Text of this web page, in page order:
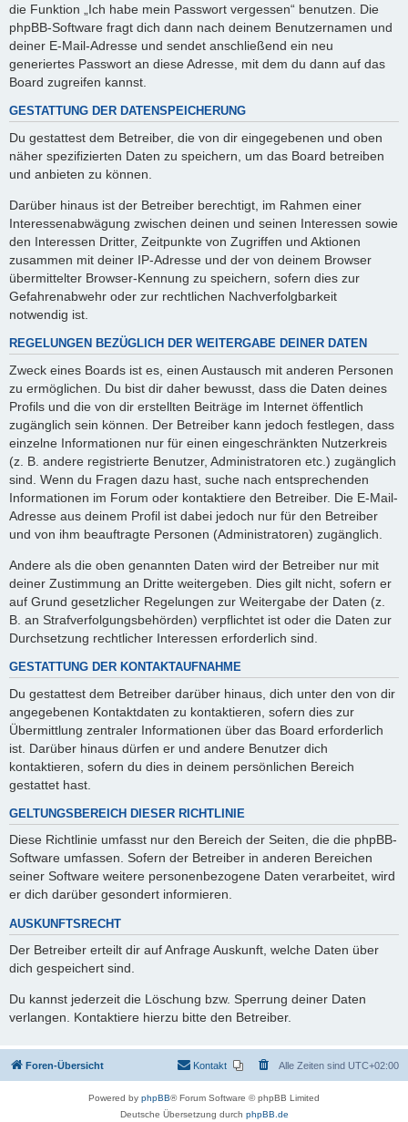
die Funktion „Ich habe mein Passwort vergessen“ benutzen. Die
phpBB-Software fragt dich dann nach deinem Benutzernamen und
deiner E-Mail-Adresse und sendet anschließend ein neu
generiertes Passwort an diese Adresse, mit dem du dann auf das
Board zugreifen kannst.
GESTATTUNG DER DATENSPEICHERUNG
Du gestattest dem Betreiber, die von dir eingegebenen und oben
näher spezifizierten Daten zu speichern, um das Board betreiben
und anbieten zu können.
Darüber hinaus ist der Betreiber berechtigt, im Rahmen einer
Interessenabwägung zwischen deinen und seinen Interessen sowie
den Interessen Dritter, Zeitpunkte von Zugriffen und Aktionen
zusammen mit deiner IP-Adresse und der von deinem Browser
übermittelter Browser-Kennung zu speichern, sofern dies zur
Gefahrenabwehr oder zur rechtlichen Nachverfolgbarkeit
notwendig ist.
REGELUNGEN BEZÜGLICH DER WEITERGABE DEINER DATEN
Zweck eines Boards ist es, einen Austausch mit anderen Personen
zu ermöglichen. Du bist dir daher bewusst, dass die Daten deines
Profils und die von dir erstellten Beiträge im Internet öffentlich
zugänglich sein können. Der Betreiber kann jedoch festlegen, dass
einzelne Informationen nur für einen eingeschränkten Nutzerkreis
(z. B. andere registrierte Benutzer, Administratoren etc.) zugänglich
sind. Wenn du Fragen dazu hast, suche nach entsprechenden
Informationen im Forum oder kontaktiere den Betreiber. Die E-Mail-
Adresse aus deinem Profil ist dabei jedoch nur für den Betreiber
und von ihm beauftragte Personen (Administratoren) zugänglich.
Andere als die oben genannten Daten wird der Betreiber nur mit
deiner Zustimmung an Dritte weitergeben. Dies gilt nicht, sofern er
auf Grund gesetzlicher Regelungen zur Weitergabe der Daten (z.
B. an Strafverfolgungsbehörden) verpflichtet ist oder die Daten zur
Durchsetzung rechtlicher Interessen erforderlich sind.
GESTATTUNG DER KONTAKTAUFNAHME
Du gestattest dem Betreiber darüber hinaus, dich unter den von dir
angegebenen Kontaktdaten zu kontaktieren, sofern dies zur
Übermittlung zentraler Informationen über das Board erforderlich
ist. Darüber hinaus dürfen er und andere Benutzer dich
kontaktieren, sofern du dies in deinem persönlichen Bereich
gestattet hast.
GELTUNGSBEREICH DIESER RICHTLINIE
Diese Richtlinie umfasst nur den Bereich der Seiten, die die phpBB-
Software umfassen. Sofern der Betreiber in anderen Bereichen
seiner Software weitere personenbezogene Daten verarbeitet, wird
er dich darüber gesondert informieren.
AUSKUNFTSRECHT
Der Betreiber erteilt dir auf Anfrage Auskunft, welche Daten über
dich gespeichert sind.
Du kannst jederzeit die Löschung bzw. Sperrung deiner Daten
verlangen. Kontaktiere hierzu bitte den Betreiber.
Foren-Übersicht Alle Zeiten sind UTC+02:00
Kontakt
Powered by phpBB® Forum Software © phpBB Limited
Deutsche Übersetzung durch phpBB.de